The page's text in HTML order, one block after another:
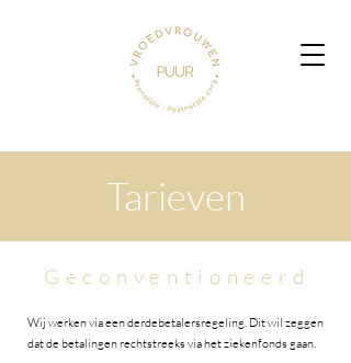
Tarieven
Geconventioneerd
Wij werken via een derdebetalersregeling. Dit wil zeggen
dat de betalingen rechtstreeks via het ziekenfonds gaan.